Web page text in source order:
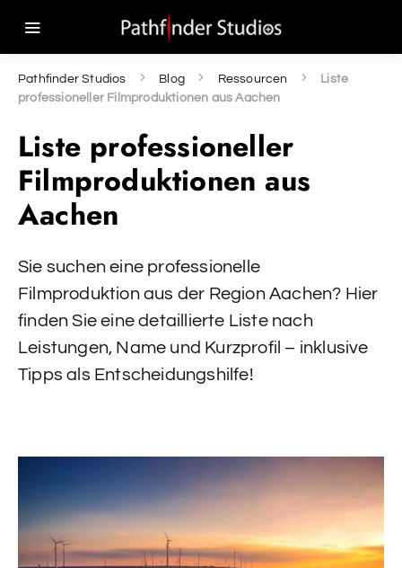
Pathfinder Studios Blog Ressourcen
Liste
professioneller Filmproduktionen aus Aachen
Liste professioneller
Filmproduktionen aus
Aachen
Sie suchen eine professionelle
Filmproduktion aus der Region Aachen? Hier
finden Sie eine detaillierte Liste nach
Leistungen, Name und Kurzprofil – inklusive
Tipps als Entscheidungshilfe!